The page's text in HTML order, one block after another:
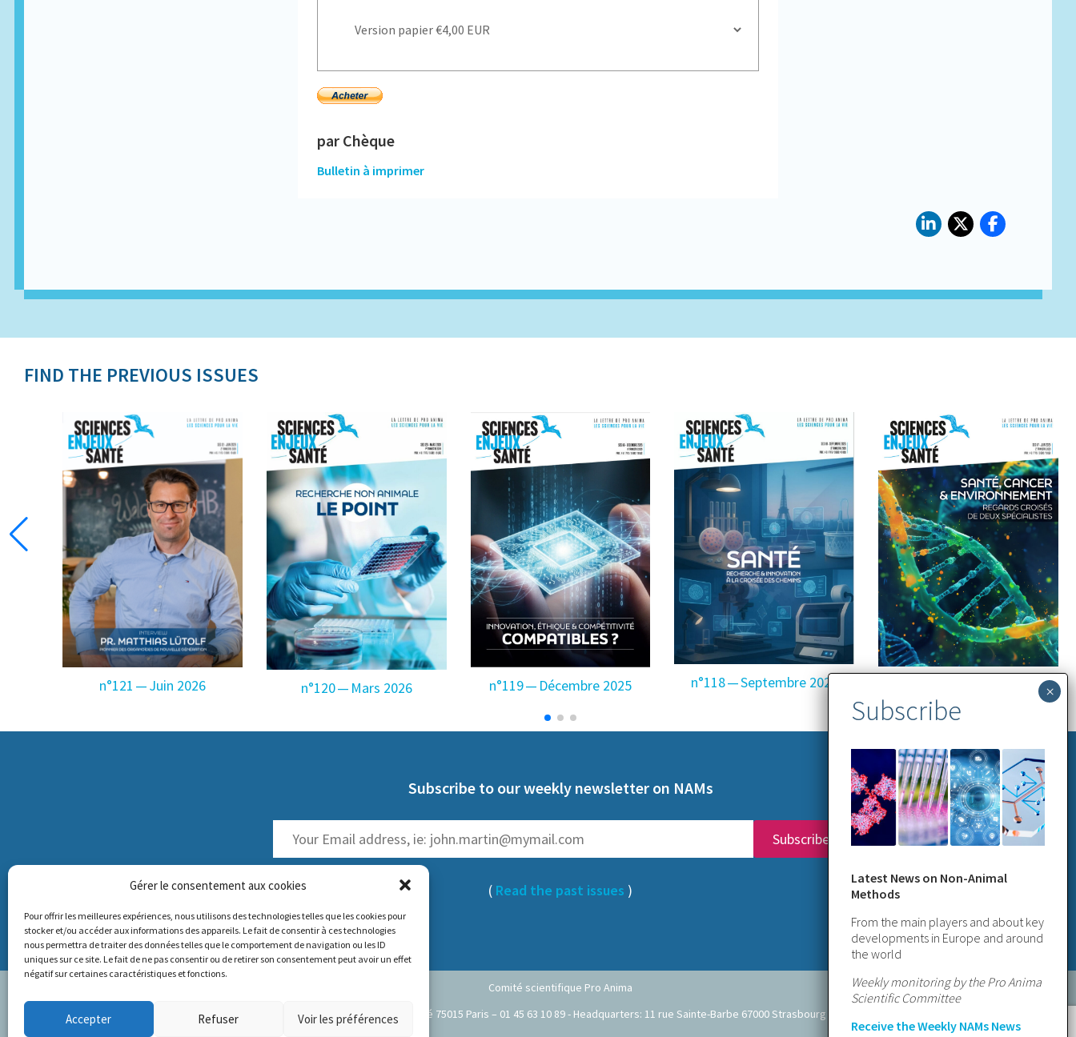
Gérer le consentement aux cookies
Pour offrir les meilleures expériences, nous utilisons des technologies telles que les cookies pour
stocker et/ou accéder aux informations des appareils. Le fait de consentir à ces technologies
nous permettra de traiter des données telles que le comportement de navigation ou les ID
uniques sur ce site. Le fait de ne pas consentir ou de retirer son consentement peut avoir un effet
négatif sur certaines caractéristiques et fonctions.
Accepter Refuser Voir les préférences
par Chèque
Bulletin à imprimer
FIND THE PREVIOUS ISSUES
n°121 — Juin 2026 n°120 — Mars 2026 n°119 — Décembre 2025 n°118 — Septembre 2025
Subscribe to our weekly newsletter on NAMs
( Read the past issues )
Comité scientifique Pro Anima
Paris Office: 35 rue de Vouillé 75015 Paris – 01 45 63 10 89 - Headquarters: 11 rue Sainte-Barbe 67000 Strasbourg
Latest News on Non-Animal
Methods
From the main players and about key
developments in Europe and around
the world
Weekly monitoring by the Pro Anima
Scientific Committee
Receive the Weekly NAMs News